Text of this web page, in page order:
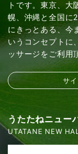
トです。東京、
幌、沖縄と全国に
にきっとある、今
いうコンセプトに
ッサージをご利用
サ
うたたねニュー
UTATANE NEW